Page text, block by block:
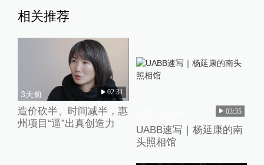
相关推荐
3天前 02:31
造价砍半、时间减半，惠
州项目“逼”出真创造力
03:35
UABB速写｜杨延康的南
头照相馆